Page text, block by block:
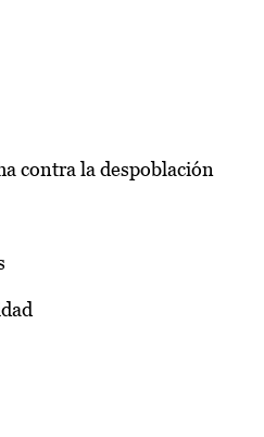
contra la despoblación